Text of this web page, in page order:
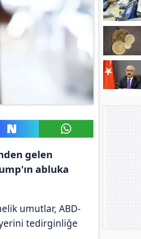
gelen
abluka
umutlar, ABD-
tedirginliğe